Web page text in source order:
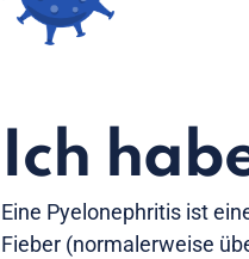
Ich
Eine Pyelonephritis ist
Fieber (normalerweise